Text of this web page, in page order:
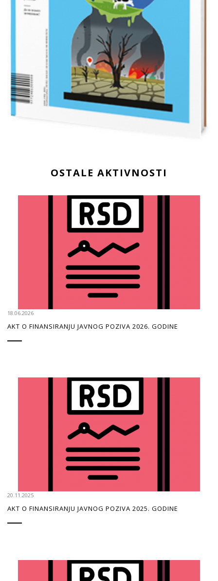
OSTALE AKTIVNOSTI
18.06.2026
AKT O FINANSIRANJU JAVNOG POZIVA 2026. GODINE
20.11.2025
AKT O FINANSIRANJU JAVNOG POZIVA 2025. GODINE